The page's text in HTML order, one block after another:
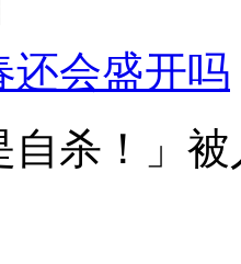
还会盛开吗
自杀！」